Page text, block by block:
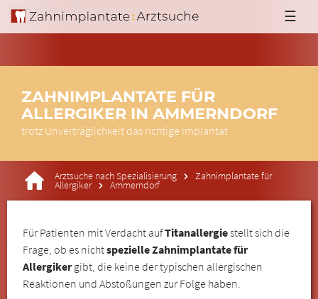
'; }else{ echo ' '; } ?> ☰
ZAHNIMPLANTATE FÜR
ALLERGIKER IN AMMERNDORF
trotz Unverträglichkeit das richtige Implantat
Arztsuche nach Spezialisierung Zahnimplantate für
Allergiker Ammerndorf
Für Patienten mit Verdacht aufTitanallergiestellt sich die
Frage, ob es nichtspezielle Zahnimplantate für
Allergikergibt, die keine der typischen allergischen
Reaktionen und Abstoßungen zur Folge haben.